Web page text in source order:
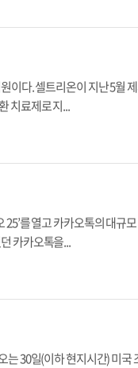
이다. 셀트리온이 지난 5월
치료제로 지...
를 열고 카카오톡의 대규
카카오톡을...
30일(이하 현지시간) 미국